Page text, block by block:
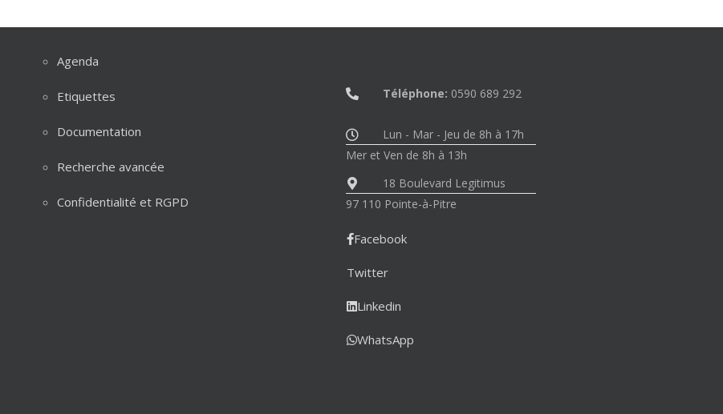
Agenda
Etiquettes
Documentation
Recherche avancée
Confidentialité et RGPD
Téléphone: 0590 689 292
Lun - Mar - Jeu de 8h à 17h
Mer et Ven de 8h à 13h
18 Boulevard Legitimus
97 110 Pointe-à-Pitre
Facebook
Twitter
Linkedin
WhatsApp